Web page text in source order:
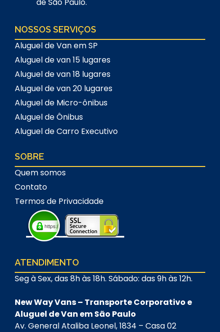
NOSSOS SERVIÇOS
Aluguel de Van em SP
Aluguel de van 15 lugares
Aluguel de van 18 lugares
Aluguel de van 20 lugares
Aluguel de Micro-ônibus
Aluguel de Ônibus
Aluguel de Carro Executivo
SOBRE
Quem somos
Contato
Termos de Privacidade
ATENDIMENTO
Seg à Sex, das 8h às 18h. Sábado: das 9h às 12h.
New Way Vans – Transporte Corporativo e
Aluguel de Van em São Paulo
Av. General Ataliba Leonel, 1834 – Casa 02